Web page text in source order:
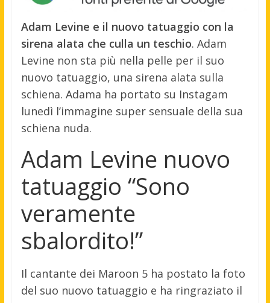
Adam Levine e il nuovo tatuaggio con la
sirena alata che culla un teschio. Adam
Levine non sta più nella pelle per il suo
nuovo tatuaggio, una sirena alata sulla
schiena. Adama ha portato su Instagam
lunedì l’immagine super sensuale della sua
schiena nuda.
Adam Levine nuovo
tatuaggio “Sono
veramente
sbalordito!”
Il cantante dei Maroon 5 ha postato la foto
del suo nuovo tatuaggio e ha ringraziato il